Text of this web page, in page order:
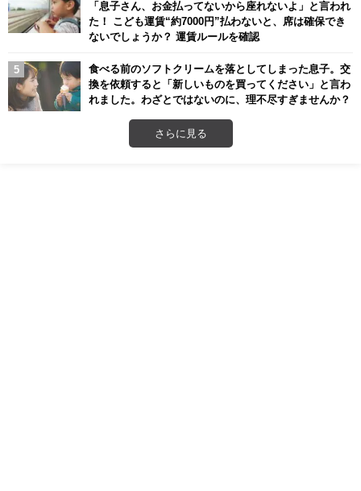
「息子さん、お金払ってないから座れないよ」と言われ
た！ こども運賃“約7000円”払わないと、席は確保でき
ないでしょうか？ 運賃ルールを確認
食べる前のソフトクリームを落としてしまった息子。交
換を依頼すると「新しいものを買ってください」と言わ
れました。わざとではないのに、理不尽すぎませんか？
さらに見る